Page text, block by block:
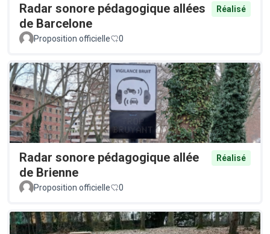
Radar sonore pédagogique allées
de Barcelone
Réalisé
Proposition officielle 0
Radar sonore pédagogique allée
de Brienne
Réalisé
Proposition officielle 0